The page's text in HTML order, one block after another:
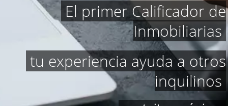
El primer Calificador de
Inmobiliarias
tu experiencia ayuda a otros
inquilinos